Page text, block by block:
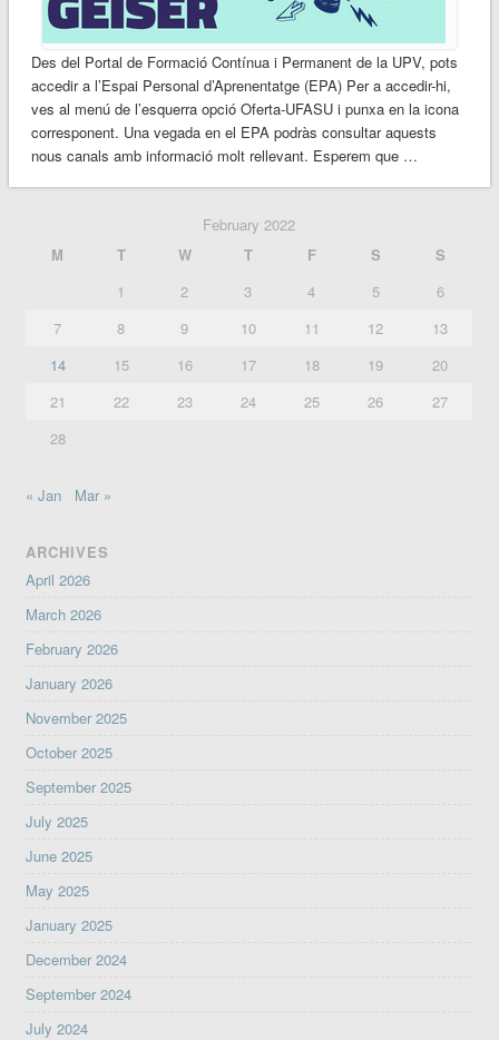
Des del Portal de Formació Contínua i Permanent de la UPV, pots
accedir a l’Espai Personal d’Aprenentatge (EPA) Per a accedir-hi,
ves al menú de l’esquerra opció Oferta-UFASU i punxa en la icona
corresponent. Una vegada en el EPA podràs consultar aquests
nous canals amb informació molt rellevant. Esperem que …
February 2022
M
T W T F S
S
1
2 3 4 5
6
7
8 9 10 11 12
13
14
15 16 17 18 19
20
21
22 23 24 25 26
27
28
« Jan Mar »
ARCHIVES
April 2026
March 2026
February 2026
January 2026
November 2025
October 2025
September 2025
July 2025
June 2025
May 2025
January 2025
December 2024
September 2024
July 2024